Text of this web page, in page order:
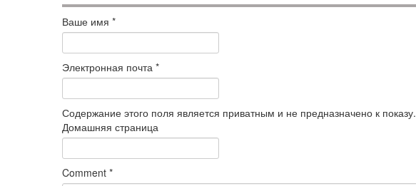
Ваше имя *
Электронная почта *
Содержание этого поля является приватным и не предназначено к показу.
Домашняя страница
Comment *